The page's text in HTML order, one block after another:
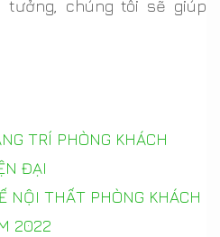
chúng tôi sẽ giúp
TRÍ PHÒNG KHÁCH
ĐẠI
NỘI THẤT PHÒNG KHÁCH
2022